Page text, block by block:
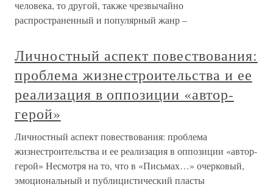
человека, то другой, также чрезвычайно
распространенный и популярный жанр –
Личностный аспект повествования:
проблема жизнестроительства и ее
реализация в оппозиции «автор-
герой»
Личностный аспект повествования: проблема
жизнестроительства и ее реализация в оппозиции «автор-
герой» Несмотря на то, что в «Письмах…» очерковый,
эмоциональный и публицистический пласты